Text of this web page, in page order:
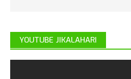
YOUTUBE JIKALAHARI